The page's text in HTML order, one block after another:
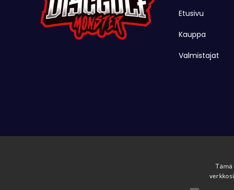
Etusivu
Kauppa
Valmistajat